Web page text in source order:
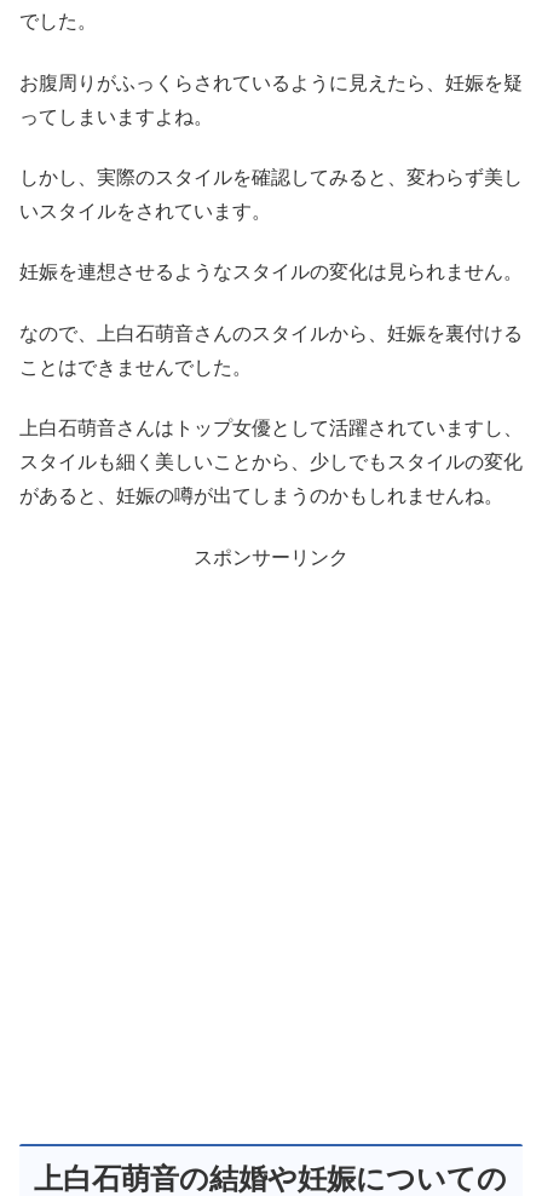
でした。
お腹周りがふっくらされているように見えたら、妊娠を疑
ってしまいますよね。
しかし、実際のスタイルを確認してみると、変わらず美し
いスタイルをされています。
妊娠を連想させるようなスタイルの変化は見られません。
なので、上白石萌音さんのスタイルから、妊娠を裏付ける
ことはできませんでした。
上白石萌音さんはトップ女優として活躍されていますし、
スタイルも細く美しいことから、少しでもスタイルの変化
があると、妊娠の噂が出てしまうのかもしれませんね。
スポンサーリンク
上白石萌音の結婚や妊娠についての